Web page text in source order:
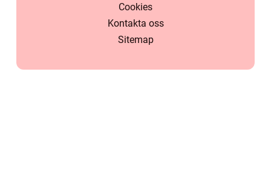
Cookies
Kontakta oss
Sitemap